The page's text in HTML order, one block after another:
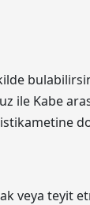
Kabe
veya teyit